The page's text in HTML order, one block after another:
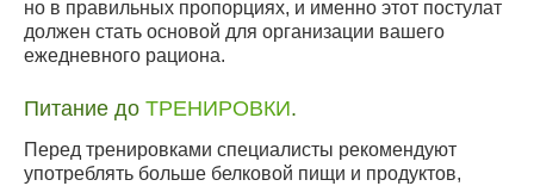
но в правильных пропорциях, и именно этот постулат
должен стать основой для организации вашего
ежедневного рациона.
Питание до ТРЕНИРОВКИ.
Перед тренировками специалисты рекомендуют
употреблять больше белковой пищи и продуктов,